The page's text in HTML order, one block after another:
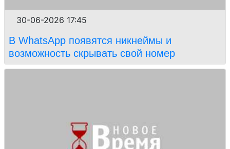
30-06-2026 17:45
В WhatsApp появятся никнеймы и
возможность скрывать свой номер